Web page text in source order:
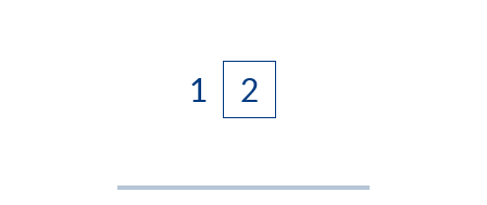
1 2